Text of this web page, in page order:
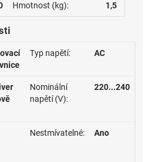
Hmotnost (kg): 1,5
Typ napětí: AC
Nominální
napětí (V):
220...240
Nestmívatelné: Ano